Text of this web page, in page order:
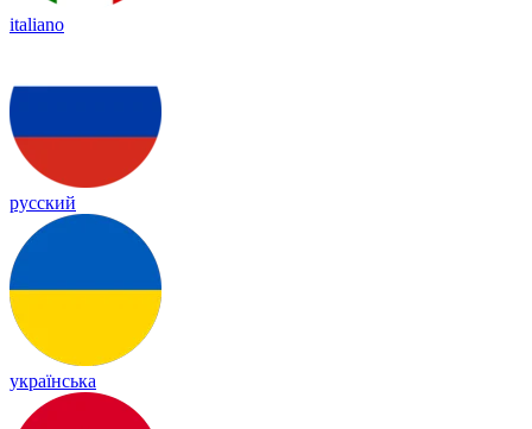
italiano
русский
українська